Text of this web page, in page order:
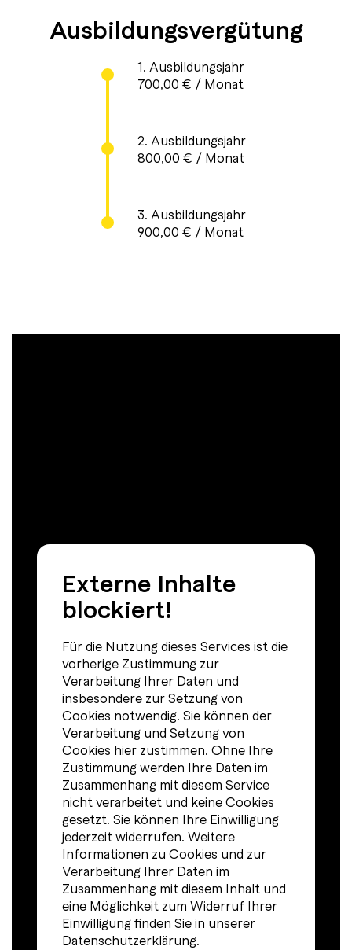
Aus­bil­dungs­ver­gü­tung
1. Ausbildungsjahr
700,00 € / Monat
2. Ausbildungsjahr
800,00 € / Monat
3. Ausbildungsjahr
900,00 € / Monat
Externe Inhalte
blockiert!
Für die Nutzung dieses Services ist die
vorherige Zustimmung zur
Verarbeitung Ihrer Daten und
insbesondere zur Setzung von
Cookies notwendig. Sie können der
Verarbeitung und Setzung von
Cookies hier zustimmen. Ohne Ihre
Zustimmung werden Ihre Daten im
Zusammenhang mit diesem Service
nicht verarbeitet und keine Cookies
gesetzt. Sie können Ihre Einwilligung
jederzeit widerrufen. Weitere
Informationen zu Cookies und zur
Verarbeitung Ihrer Daten im
Zusammenhang mit diesem Inhalt und
eine Möglichkeit zum Widerruf Ihrer
Einwilligung finden Sie in unserer
Datenschutzerklärung.